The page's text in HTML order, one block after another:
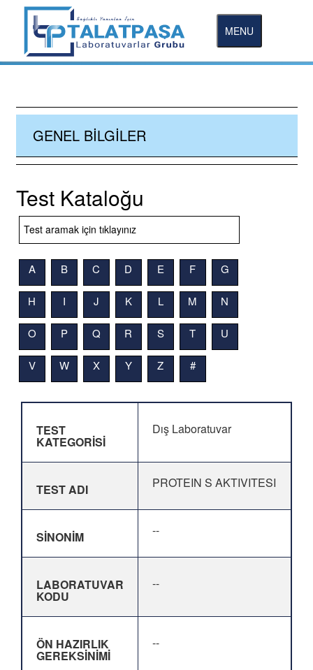
MENU
GENEL BILGILER
Test Kataloğu
A B C D E F G
H I J K L M N
O P Q R S T U
V W X Y Z #
TEST
KATEGORİSİ
Dış Laboratuvar
TEST ADI PROTEIN S AKTIVITESI
SİNONİM --
LABORATUVAR
KODU
--
ÖN HAZIRLIK
GEREKSİNİMİ
--